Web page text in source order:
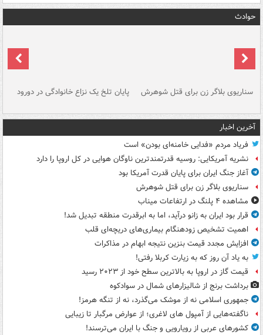
حوادث
سناریوی بلاگر زن برای قتل شوهرش پایان تلخ یک نزاع خانوادگی در دورود
آخرین اخبار
فریاد مردم «فدایی خامنه‌ای بودن» است
نشریه آمریکایی: روسیه قدرتمندترین ناوگان هوایی در کل اروپا را دارد
آغاز جنگ ایران برای پایان قدرت آمریکا بود
سناریوی بلاگر زن برای قتل شوهرش
مشاهده ۴ پلنگ در ارتفاعات میناب
قرار بود ایران به زانو درآید، اما به ابرقدرت منطقه تبدیل شد!
اهمیت تشخیص زودهنگام بیماری‌های دریچه‌ای قلب
افزایش مجدد قیمت بنزین نتیجه ابهام در مذاکرات
به یاد آن روز که به زیارت کربلا رفتی!
قیمت گاز در اروپا به بالاترین سطح خود از ۲۰۲۳ رسید
برداشت برنج از شالیزارهای شمال در سوادکوه
جمهوری اسلامی نه از موشک می‌گذرد، نه از تنگه هرمز!
ناگفته‌هایی از آمپول های لاغری؛ از عوارض مرگبار تا زیبایی
کشورهای عربی از رویارویی و جنگ با ایران می‌ترسند!